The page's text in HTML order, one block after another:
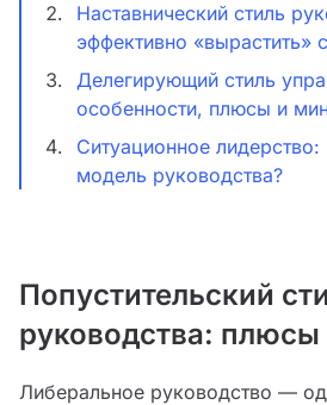
Наставнический стиль
эффективно «вырастить»
Делегирующий стиль
особенности, плюсы и
Ситуационное лидерство:
модель руководства?
Попустительский
руководства:
Либеральное руководство —